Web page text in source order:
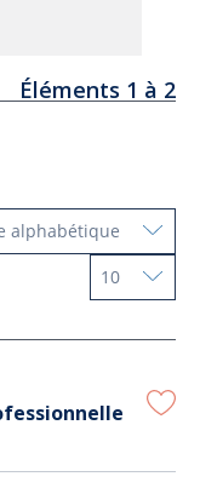
Éléments 1 à 2
alphabétique
10